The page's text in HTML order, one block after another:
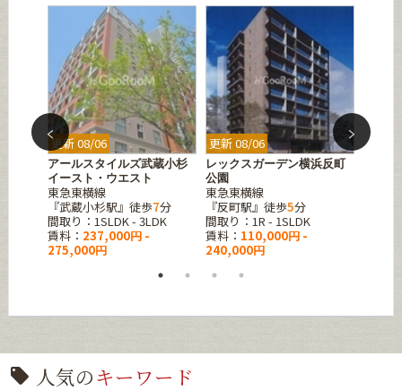
更新 08/06
アールスタイルズ武蔵小杉
イースト・ウエスト
東急東横線
『武蔵小杉駅』徒歩7分
間取り：1SLDK - 3LDK
賃料： 237,000円 -
275,000円
更新 08/06
レックスガーデン横浜反町
公園
東急東横線
『反町駅』徒歩5分
間取り：1R - 1SLDK
賃料： 110,000円 -
240,000円
更新
人気のキーワード